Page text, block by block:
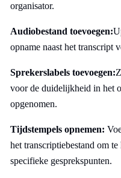
organisator.
Audiobestand toevoegen:
opname naast het transcript
Sprekerslabels toevoegen:
voor de duidelijkheid in het
opgenomen.
Tijdstempels opnemen:
het transcriptiebestand om
specifieke gesprekspunten.